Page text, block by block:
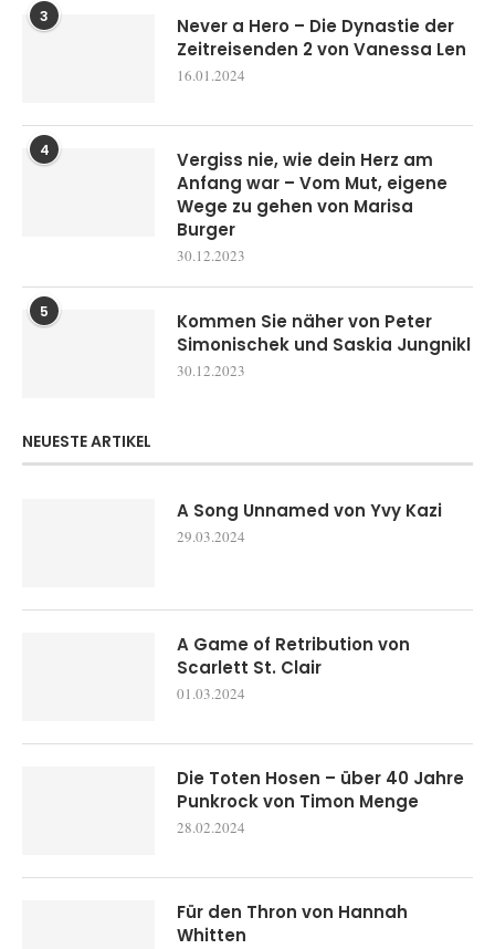
3
Never a Hero – Die Dynastie der
Zeitreisenden 2 von Vanessa Len
16.01.2024
4
Vergiss nie, wie dein Herz am
Anfang war – Vom Mut, eigene
Wege zu gehen von Marisa
Burger
30.12.2023
5
Kommen Sie näher von Peter
Simonischek und Saskia Jungnikl
30.12.2023
NEUESTE ARTIKEL
A Song Unnamed von Yvy Kazi
29.03.2024
A Game of Retribution von
Scarlett St. Clair
01.03.2024
Die Toten Hosen – über 40 Jahre
Punkrock von Timon Menge
28.02.2024
Für den Thron von Hannah
Whitten